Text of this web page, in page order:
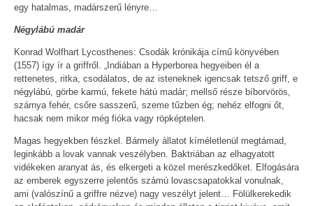
egy hatalmas, madárszerű lényre…
Négylábú madár
Konrad Wolfhart Lycosthenes: Csodák krónikája című könyvében
(1557) így ír a griffről. „Indiában a Hyperborea hegyeiben él a
rettenetes, ritka, csodálatos, de az isteneknek igencsak tetsző griff, e
négylábú, görbe karmú, fekete hátú madár; mellső része bíborvörös,
szárnya fehér, csőre sasszerű, szeme tűzben ég; nehéz elfogni őt,
hacsak nem mikor még fióka vagy röpképtelen.
Magas hegyekben fészkel. Bármely állatot kíméletlenül megtámad,
leginkább a lovak vannak veszélyben. Baktriában az elhagyatott
vidékeken aranyat ás, és elkergeti a közel merészkedőket. Elfogására
az emberek egyszerre jelentős számú lovascsapatokkal vonulnak,
ami (valószínű a griffre nézve) nagy veszélyt jelent… Fölülkerekedik